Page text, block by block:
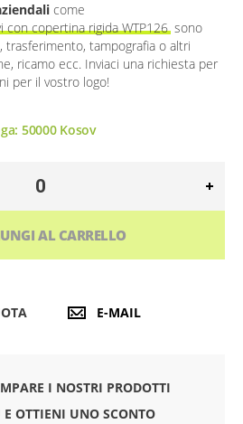
come
copertina rigida WTP126 sono
trasferimento, tampografia o altri
ricamo ecc. Inviaci una richiesta per
per il vostro logo!
50000Kosov
AL CARRELLO
E-MAIL
I NOSTRI PRODOTTI
OTTIENI UNO SCONTO